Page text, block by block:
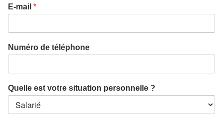
E-mail *
Numéro de téléphone
Quelle est votre situation personnelle ?